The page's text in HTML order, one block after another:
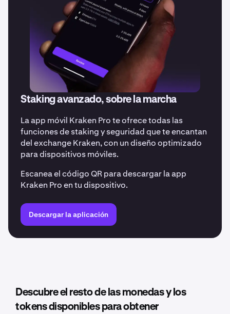
Staking avanzado, sobre la marcha
La app móvil Kraken Pro te ofrece todas las
funciones de staking y seguridad que te encantan
del exchange Kraken, con un diseño optimizado
para dispositivos móviles.
Escanea el código QR para descargar la app
Kraken Pro en tu dispositivo.
Descargar la aplicación
Descubre el resto de las monedas y los
tokens disponibles para obtener